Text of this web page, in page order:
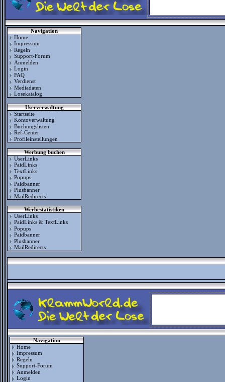
Navigation
Home
Impressum
Regeln
Support-Forum
Anmelden
Login
FAQ
Verdienst
Mediadaten
Losekatalog
Userverwaltung
Startseite
Kontoverwaltung
Buchungslisten
Ref-Center
Profileinstellungen
Werbung buchen
UserLinks
PaidLinks
TextLinks
Popups
Paidbanner
Plusbanner
MailRedirects
Werbestatistiken
UserLinks
PaidLinks & TextLinks
Popups
Paidbanner
Plusbanner
MailRedirects
Navigation
Home
Impressum
Regeln
Support-Forum
Anmelden
Login